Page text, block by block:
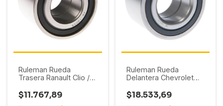
Ruleman Rueda
Trasera Ranault Clio /
/ R19 / R9 / Symbol /
Twingo // Peugeot 106
$11.767,89
Ruleman Rueda
Delantera Chevrolet
- 2013
$18.533,69